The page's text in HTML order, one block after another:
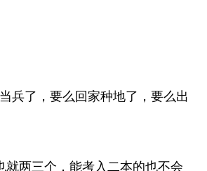
兵了，要么回家种地了，要么出
两三个，能考入二本的也不会